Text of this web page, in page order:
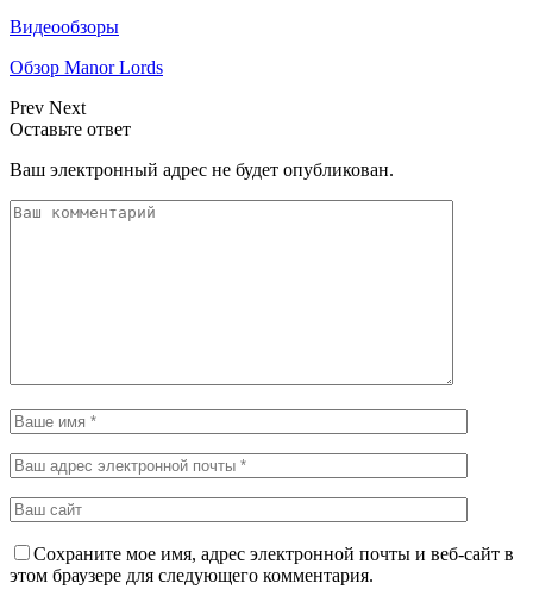
Видеообзоры
Обзор Manor Lords
Prev Next
Оставьте ответ
Ваш электронный адрес не будет опубликован.
Сохраните мое имя, адрес электронной почты и веб-сайт в
этом браузере для следующего комментария.